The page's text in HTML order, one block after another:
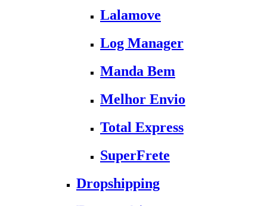
Lalamove
Log Manager
Manda Bem
Melhor Envio
Total Express
SuperFrete
Dropshipping